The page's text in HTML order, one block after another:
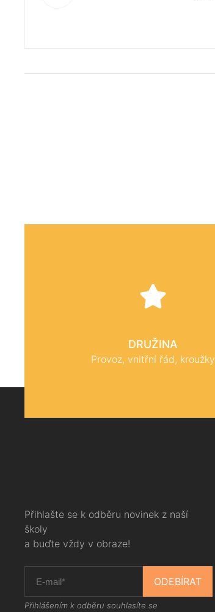
DRUŽINA
Provoz, vnitřní řád, kroužky
Přihlašte se k odběru novinek z naší
školy
a buďte vždy v obraze!
ODEBÍRAT
Přihlášením k odběru souhlasíte se